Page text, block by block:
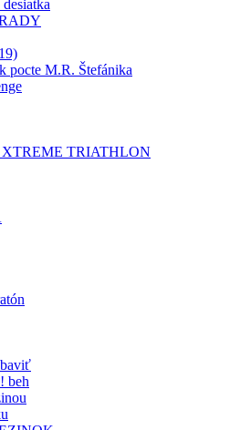
pocte M.R. Štefánika
TRIATHLON
beh